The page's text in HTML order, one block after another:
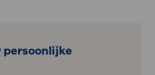
persoonlijke